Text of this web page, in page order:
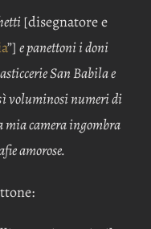
[disegnatore e
”] e panettoni i doni
San Babila e
voluminosi numeri di
mia camera ingombra
amorose.